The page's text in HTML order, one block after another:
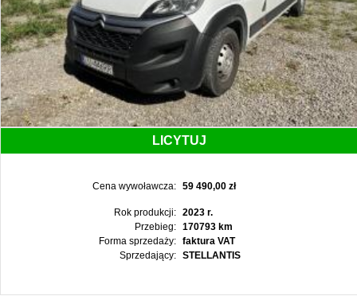
LICYTUJ
Cena wywoławcza: 59 490,00 zł
Rok produkcji:
2023 r.
Przebieg:
170793 km
Forma sprzedaży:
faktura VAT
Sprzedający:
STELLANTIS